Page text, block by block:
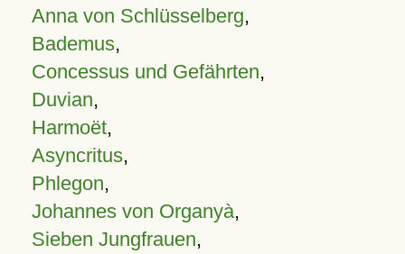
Anna von Schlüsselberg,
Bademus,
Concessus und Gefährten,
Duvian,
Harmoët,
Asyncritus,
Phlegon,
Johannes von Organyà,
Sieben Jungfrauen,